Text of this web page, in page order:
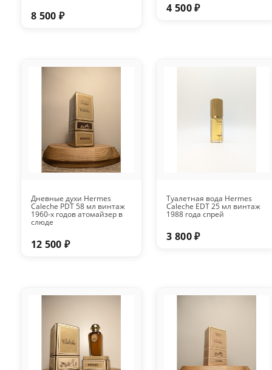
8 500 ₽
4 500 ₽
Дневные духи Hermes
Caleche PDT 58 мл винтаж
1960-х годов атомайзер в
слюде
12 500 ₽
Туалетная вода Hermes
Caleche EDT 25 мл винтаж
1988 года спрей
3 800 ₽